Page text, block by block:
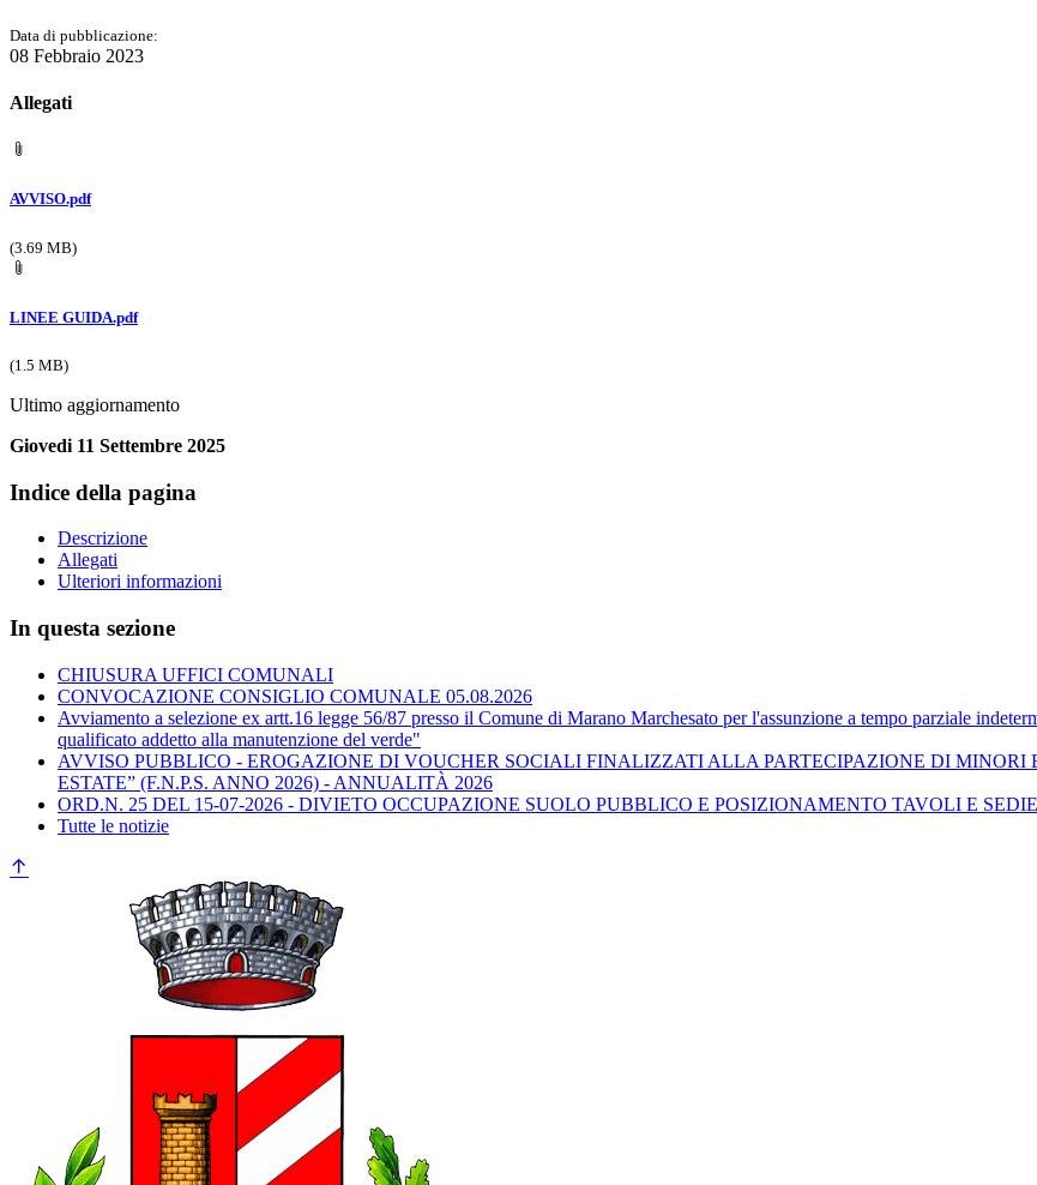
Data di pubblicazione:
08 Febbraio 2023
Allegati
AVVISO.pdf
(3.69 MB)
LINEE GUIDA.pdf
(1.5 MB)
Ultimo aggiornamento
Giovedi 11 Settembre 2025
Indice della pagina
Descrizione
Allegati
Ulteriori informazioni
In questa sezione
CHIUSURA UFFICI COMUNALI
CONVOCAZIONE CONSIGLIO COMUNALE 05.08.2026
Avviamento a selezione ex artt.16 legge 56/87 presso il Comune di Marano Marchesato per l'assunzione a tempo parziale
qualificato addetto alla manutenzione del verde"
AVVISO PUBBLICO - EROGAZIONE DI VOUCHER SOCIALI FINALIZZATI ALLA PARTECIPAZIONE DI MINORI
ESTATE” (F.N.P.S. ANNO 2026) - ANNUALITÀ 2026
ORD.N. 25 DEL 15-07-2026 - DIVIETO OCCUPAZIONE SUOLO PUBBLICO E POSIZIONAMENTO TAVOLI E
Tutte le notizie